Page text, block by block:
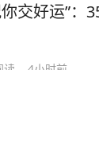
你交好运”：
读 4小时前